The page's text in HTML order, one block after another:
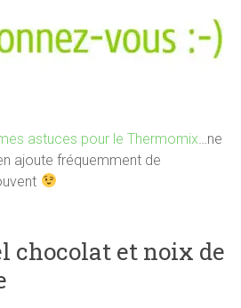
astuces pour le Thermomix…ne
ajoute fréquemment de
chocolat et noix de